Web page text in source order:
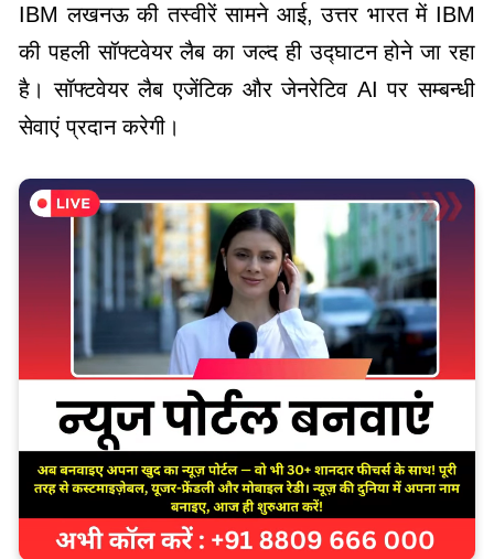
IBM लखनऊ की तस्वीरें सामने आई, उत्तर भारत में IBM
की पहली सॉफ्टवेयर लैब का जल्द ही उद्घाटन होने जा रहा
है। सॉफ्टवेयर लैब एजेंटिक और जेनरेटिव AI पर सम्बन्धी
सेवाएं प्रदान करेगी।